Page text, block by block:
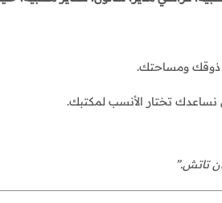
ذوقك ومساحتك.
تختار الأنسب لمكتبك.
تاتش.”